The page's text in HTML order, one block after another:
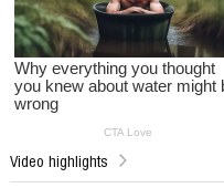
Video highlights